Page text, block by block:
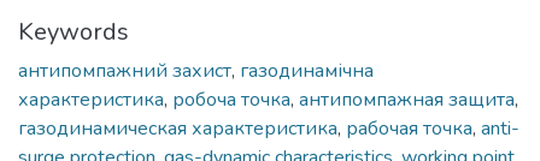
Keywords
антипомпажний захист, газодинамічна
характеристика, робоча точка, антипомпажная защита,
газодинамическая характеристика, рабочая точка, anti-